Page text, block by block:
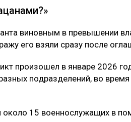
виновным в превышении
его взяли сразу после
произошел в январе 2026
подразделений, во
около 15 военнослужащих в